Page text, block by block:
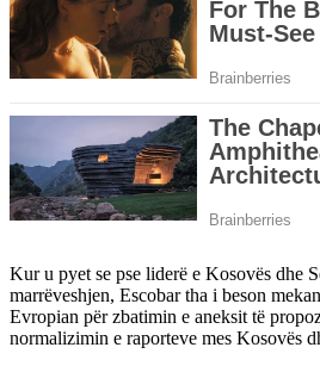
Kur u pyet se pse liderë e Kosovës dhe
marrëveshjen, Escobar tha i beson
Evropian për zbatimin e aneksit të
normalizimin e raporteve mes Kosovës